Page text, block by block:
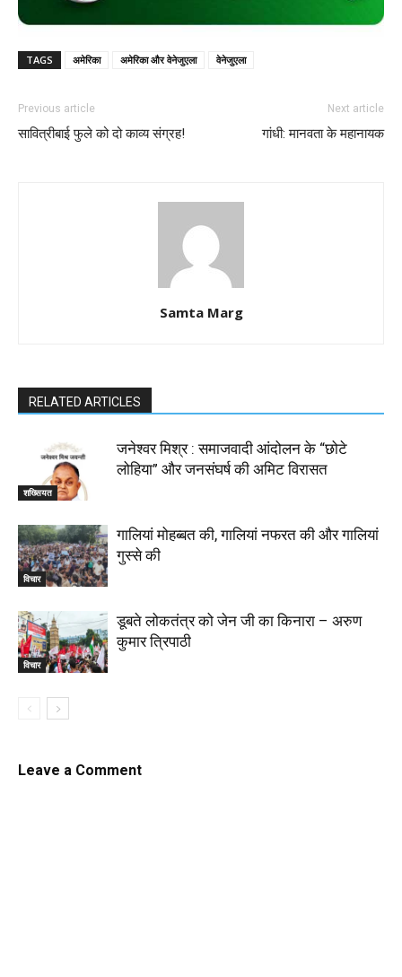
TAGS अमेरिका अमेरिका और वेनेजुएला वेनेजुएला
Previous article
सावित्रीबाई फुले को दो काव्य संग्रह!
Next article
गांधी: मानवता के महानायक
Samta Marg
RELATED ARTICLES
शख्सियत
जनेश्वर मिश्र : समाजवादी आंदोलन के “छोटे
लोहिया” और जनसंघर्ष की अमिट विरासत
विचार
गालियां मोहब्बत की, गालियां नफरत की और गालियां
गुस्से की
विचार
डूबते लोकतंत्र को जेन जी का किनारा – अरुण
कुमार त्रिपाठी
Leave a Comment